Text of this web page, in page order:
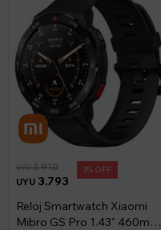
UYU 3.793
UYU3.910 3
Reloj Smartwatch Xiaomi
Mibro GS Pro 1.43" 460mAh